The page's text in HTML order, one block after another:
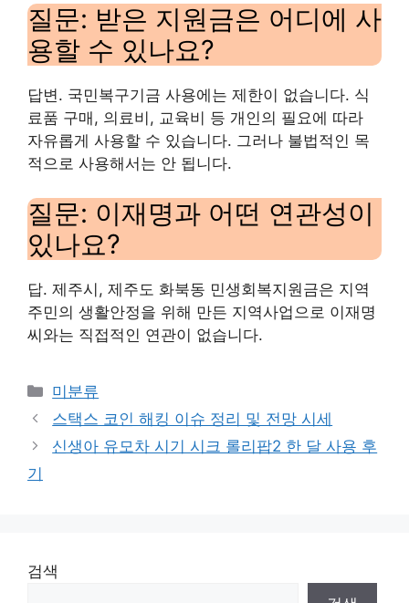
질문: 받은 지원금은 어디에 사
용할 수 있나요?
답변. 국민복구기금 사용에는 제한이 없습니다. 식
료품 구매, 의료비, 교육비 등 개인의 필요에 따라
자유롭게 사용할 수 있습니다. 그러나 불법적인 목
적으로 사용해서는 안 됩니다.
질문: 이재명과 어떤 연관성이
있나요?
답. 제주시, 제주도 화북동 민생회복지원금은 지역
주민의 생활안정을 위해 만든 지역사업으로 이재명
씨와는 직접적인 연관이 없습니다.
Categories
미분류
스택스 코인 해킹 이슈 정리 및 전망 시세
신생아 유모차 시기 시크 롤리팝2 한 달 사용 후
기
검색